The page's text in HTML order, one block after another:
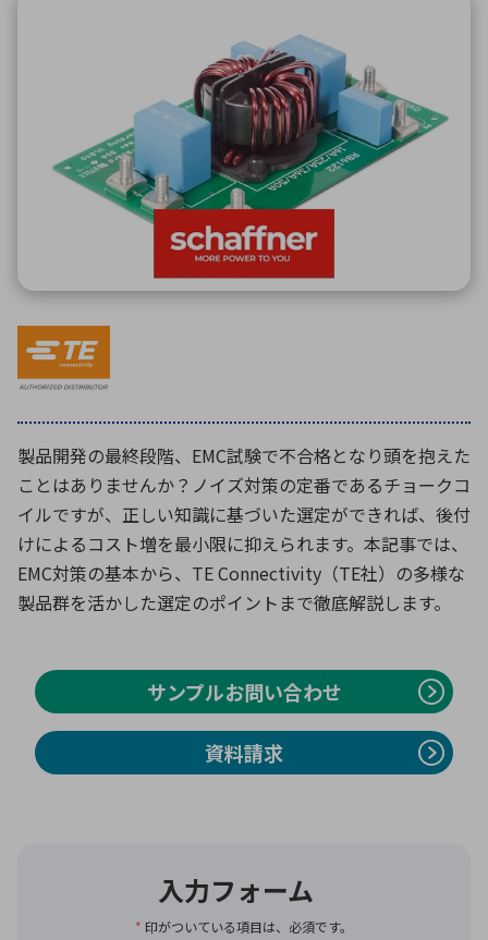
シミュレーター
環境構築・開発システム
製品開発の最終段階、EMC試験で不合格となり頭を抱えた
ことはありませんか？ノイズ対策の定番であるチョークコ
イルですが、正しい知識に基づいた選定ができれば、後付
けによるコスト増を最小限に抑えられます。本記事では、
EMC対策の基本から、TE Connectivity（TE社）の多様な
製品群を活かした選定のポイントまで徹底解説します。
サンプルお問い合わせ
資料請求